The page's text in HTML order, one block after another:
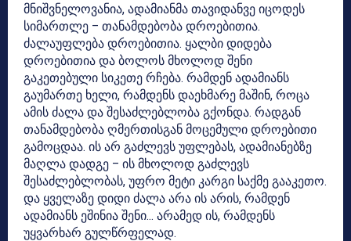
მნიშვნელოვანია, ადამიანმა თავიდანვე იცოდეს
სიმართლე – თანამდებობა დროებითია.
ძალაუფლება დროებითია. ყალბი დიდება
დროებითია და ბოლოს მხოლოდ შენი
გაკეთებული სიკეთე რჩება. რამდენ ადამიანს
გაუმართე ხელი, რამდენს დაეხმარე მაშინ, როცა
ამის ძალა და შესაძლებლობა გქონდა. რადგან
თანამდებობა ღმერთისგან მოცემული დროებითი
გამოცდაა. ის არ გაძლევს უფლებას, ადამიანებზე
მაღლა დადგე – ის მხოლოდ გაძლევს
შესაძლებლობას, უფრო მეტი კარგი საქმე გააკეთო.
და ყველაზე დიდი ძალა არა ის არის, რამდენ
ადამიანს ეშინია შენი… არამედ ის, რამდენს
უყვარხარ გულწრფელად.